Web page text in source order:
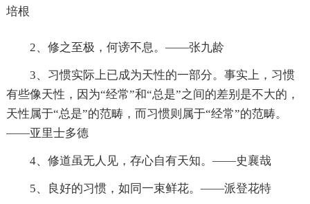
培根
2、修之至极，何谤不息。——张九龄
3、习惯实际上已成为天性的一部分。事实上，习惯
有些像天性，因为“经常”和“总是”之间的差别是不大的，
天性属于“总是”的范畴，而习惯则属于“经常”的范畴。
——亚里士多德
4、修道虽无人见，存心自有天知。——史襄哉
5、良好的习惯，如同一束鲜花。——派登花特